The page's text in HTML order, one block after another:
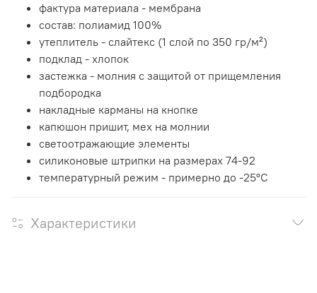
фактура материала - мембрана
состав: полиамид 100%
утеплитель - слайтекс (1 слой по 350 гр/м²)
подклад - хлопок
застежка - молния с защитой от прищемления
подбородка
накладные карманы на кнопке
капюшон пришит, мех на молнии
светоотражающие элементы
силиконовые штрипки на размерах 74-92
температурный режим - примерно до -25°C
Характеристики